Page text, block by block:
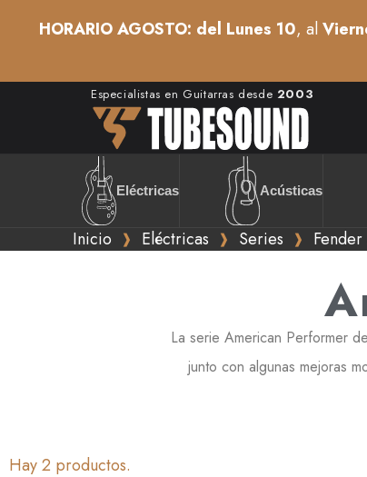
HORARIO AGOSTO: del Lunes 10, al
Especialistas en Guitarras desde 2003
Eléctricas Acústicas
Inicio Eléctricas Series
La serie American Performer
junto con algunas mejoras
Hay 2 productos.